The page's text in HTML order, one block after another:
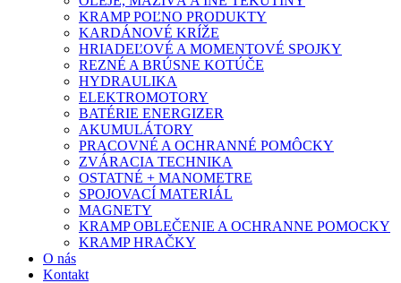
KRAMP POĽNO PRODUKTY
KARDÁNOVÉ KRÍŽE
HRIADEĽOVÉ A MOMENTOVÉ SPOJKY
REZNÉ A BRÚSNE KOTÚČE
HYDRAULIKA
ELEKTROMOTORY
BATÉRIE ENERGIZER
AKUMULÁTORY
PRACOVNÉ A OCHRANNÉ POMÔCKY
ZVÁRACIA TECHNIKA
OSTATNÉ + MANOMETRE
SPOJOVACÍ MATERIÁL
MAGNETY
KRAMP OBLEČENIE A OCHRANNE POMOCKY
KRAMP HRAČKY
O nás
Kontakt